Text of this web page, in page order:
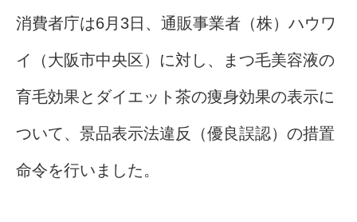
消費者庁は6月3日、通販事業者（株）ハウワ
イ（大阪市中央区）に対し、まつ毛美容液の
育毛効果とダイエット茶の痩身効果の表示に
ついて、景品表示法違反（優良誤認）の措置
命令を行いました。